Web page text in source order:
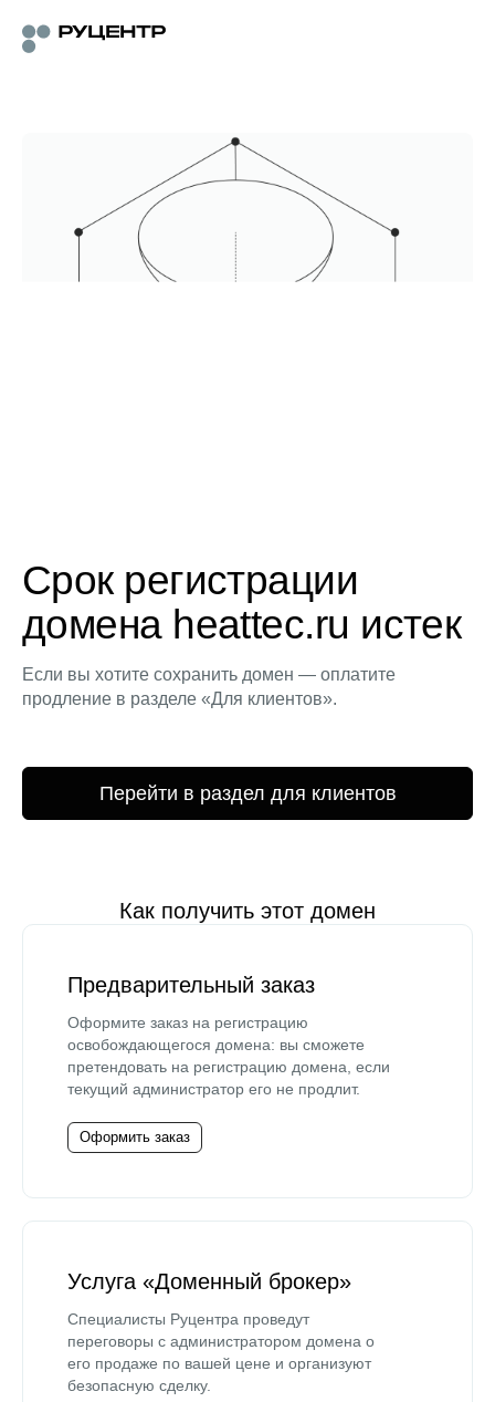
Срок регистрации
домена heattec.ru истек
Если вы хотите сохранить домен — оплатите
продление в разделе «Для клиентов».
Перейти в раздел для клиентов
Как получить этот домен
Предварительный заказ
Оформите заказ на регистрацию
освобождающегося домена: вы сможете
претендовать на регистрацию домена, если
текущий администратор его не продлит.
Оформить заказ
Услуга «Доменный брокер»
Специалисты Руцентра проведут
переговоры с администратором домена о
его продаже по вашей цене и организуют
безопасную сделку.